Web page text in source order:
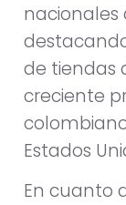
nacionales
de tiendas
creciente
Estados
En cuanto